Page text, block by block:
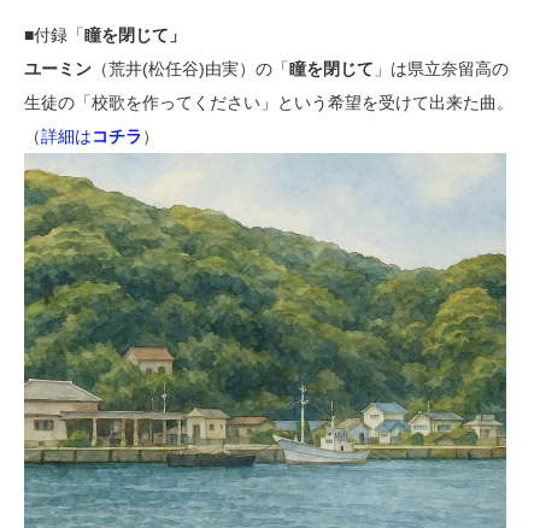
■付録「瞳を閉じて」
ユーミン （荒井(松任谷)由実）の「瞳を閉じて 」は県立奈留高の
生徒の「校歌を作ってください」という希望を受けて出来た曲。
（詳細はコチラ ）